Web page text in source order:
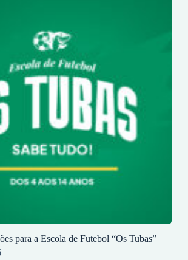
para a Escola de Futebol “Os Tubas”